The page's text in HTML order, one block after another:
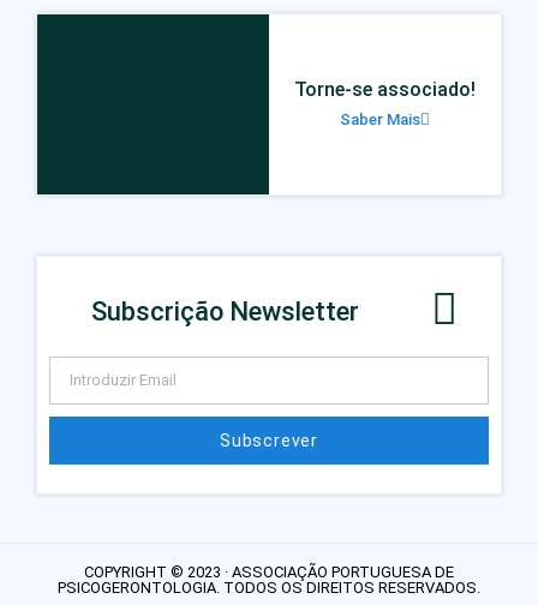
Torne-se associado!
Saber Mais
Subscrição Newsletter
Subscrever
COPYRIGHT © 2023 · ASSOCIAÇÃO PORTUGUESA DE
PSICOGERONTOLOGIA. TODOS OS DIREITOS RESERVADOS.